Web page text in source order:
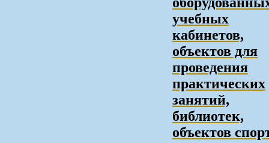
учебных
кабинетов,
объектов для
проведения
практических
занятий,
библиотек,
объектов